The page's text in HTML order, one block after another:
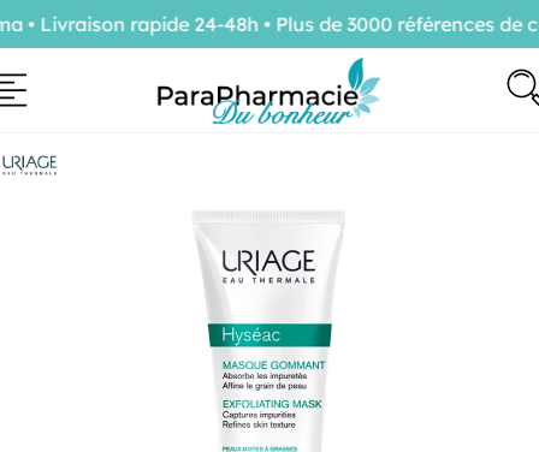
Livraison rapide 24-48h • Plus de 3000 références de